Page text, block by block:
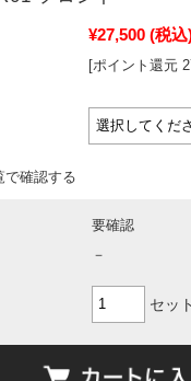
¥27,500 (税込
[ポイント還元
で確認する
要確認
－
セット